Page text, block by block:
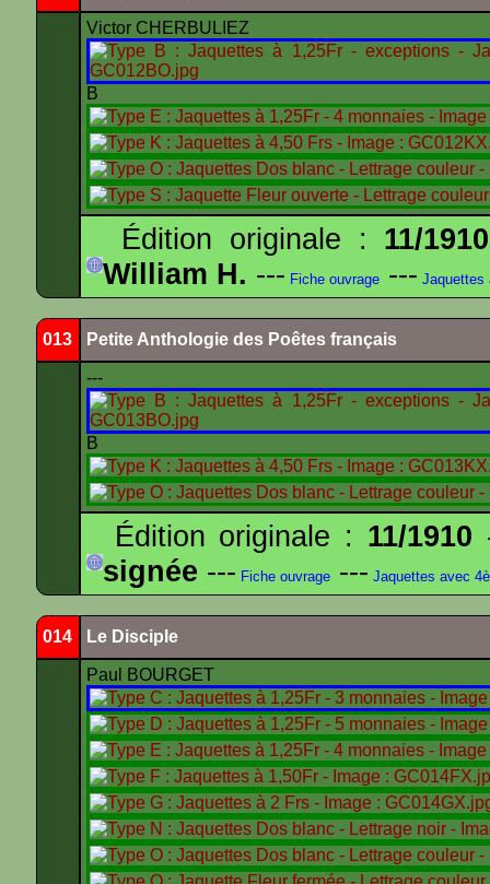
Victor CHERBULIEZ
B
Édition originale : 11/1910
William H. --- Fiche ouvrage --- Jaquettes
013 Petite Anthologie des Poêtes français
---
B
Édition originale : 11/1910
signée --- Fiche ouvrage --- Jaquettes avec
014 Le Disciple
Paul BOURGET